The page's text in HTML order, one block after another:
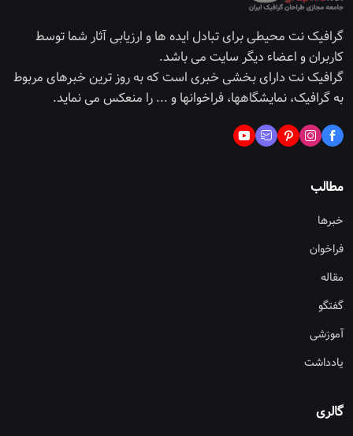
گرافیک نت محیطی برای تبادل ایده ها و ارزیابی آثار شما توسط
کاربران و اعضاء دیگر سایت می باشد.
گرافیک نت دارای بخشی خبری است که به روز ترین خبرهای مربوط
به گرافیک، نمایشگاهها، فراخوانها و ... را منعکس می نماید.
مطالب
خبرها
فراخوان
مقاله
گفتگو
آموزشی
یادداشت
گالری